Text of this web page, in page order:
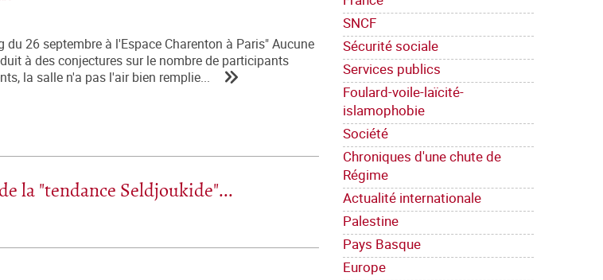
SNCF
Sécurité sociale
Services publics
Foulard-voile-laïcité-
islamophobie
Société
Chroniques d'une chute de
Régime
Actualité internationale
Palestine
Pays Basque
Europe
26 septembre à l'Espace Charenton à Paris" Aucune
à des conjectures sur le nombre de participants
la salle n'a pas l'air bien remplie...
la "tendance Seldjoukide"...